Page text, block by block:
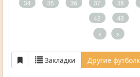
34
35 36 37 38
42
43
< >
Закладки Другие